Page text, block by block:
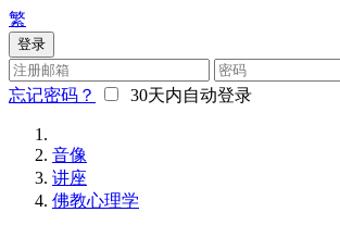
繁
登录
忘记密码？ 30天内自动登录
音像
讲座
佛教心理学